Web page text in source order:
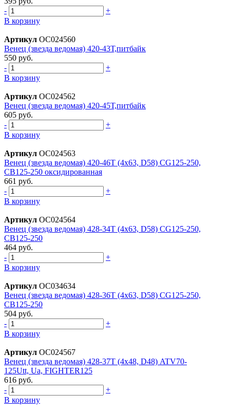
-
+
В корзину
Артикул ОС024560
Венец (звезда ведомая) 420-43Т,питбайк
550 руб.
-
+
В корзину
Артикул ОС024562
Венец (звезда ведомая) 420-45Т,питбайк
605 руб.
-
+
В корзину
Артикул ОС024563
Венец (звезда ведомая) 420-46T (4х63, D58) CG125-250,
CB125-250 оксидированная
661 руб.
-
+
В корзину
Артикул ОС024564
Венец (звезда ведомая) 428-34Т (4x63, D58) CG125-250,
CB125-250
464 руб.
-
+
В корзину
Артикул ОС034634
Венец (звезда ведомая) 428-36T (4х63, D58) CG125-250,
CB125-250
504 руб.
-
+
В корзину
Артикул ОС024567
Венец (звезда ведомая) 428-37T (4x48, D48) ATV70-
125Utt, Ua, FIGHTER125
616 руб.
-
+
В корзину